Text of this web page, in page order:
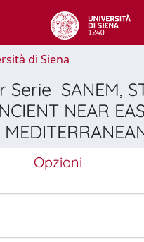
di Siena
Serie SANEM,
NEAR
Opzioni